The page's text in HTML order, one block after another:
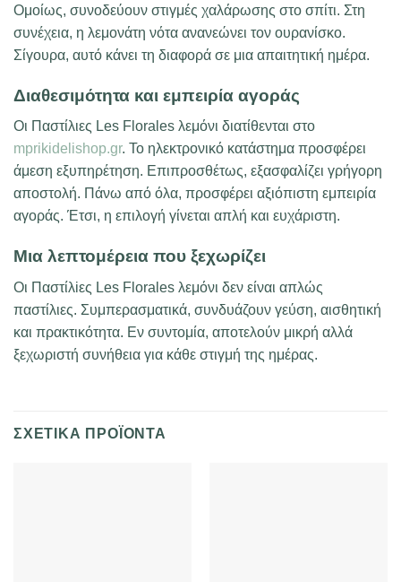
Ομοίως, συνοδεύουν στιγμές χαλάρωσης στο σπίτι. Στη
συνέχεια, η λεμονάτη νότα ανανεώνει τον ουρανίσκο.
Σίγουρα, αυτό κάνει τη διαφορά σε μια απαιτητική ημέρα.
Διαθεσιμότητα και εμπειρία αγοράς
Οι Παστίλιες Les Florales λεμόνι διατίθενται στο
mprikidelishop.gr. Το ηλεκτρονικό κατάστημα προσφέρει
άμεση εξυπηρέτηση. Επιπροσθέτως, εξασφαλίζει γρήγορη
αποστολή. Πάνω από όλα, προσφέρει αξιόπιστη εμπειρία
αγοράς. Έτσι, η επιλογή γίνεται απλή και ευχάριστη.
Μια λεπτομέρεια που ξεχωρίζει
Οι Παστίλiες Les Florales λεμόνι δεν είναι απλώς
παστίλιες. Συμπερασματικά, συνδυάζουν γεύση, αισθητική
και πρακτικότητα. Εν συντομία, αποτελούν μικρή αλλά
ξεχωριστή συνήθεια για κάθε στιγμή της ημέρας.
ΣΧΕΤΙΚΆ ΠΡΟΪΌΝΤΑ